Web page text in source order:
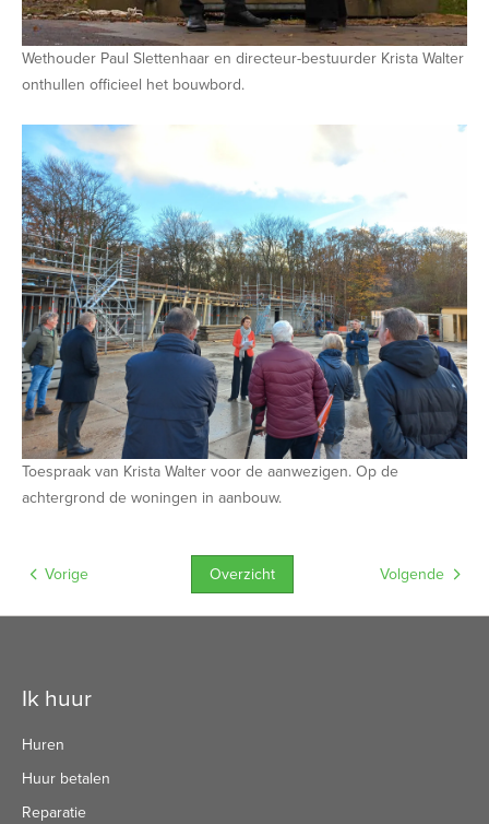
Wethouder Paul Slettenhaar en directeur-bestuurder Krista Walter
onthullen officieel het bouwbord.
Toespraak van Krista Walter voor de aanwezigen. Op de
achtergrond de woningen in aanbouw.
Volgende
Overzicht
Vorige
Contactinformatie
Ik huur
Huren
Huur betalen
Reparatie